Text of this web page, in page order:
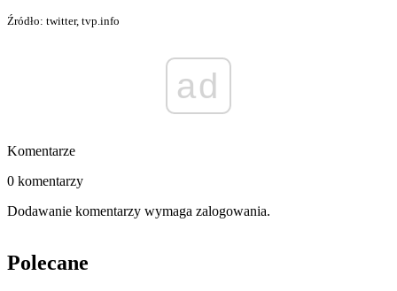
Źródło: twitter, tvp.info
ad
Komentarze
0 komentarzy
Dodawanie komentarzy wymaga zalogowania.
Polecane